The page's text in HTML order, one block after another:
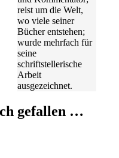
reist um die Welt,
wo viele seiner
Bücher entstehen;
wurde mehrfach für
seine
schriftstellerische
Arbeit
ausgezeichnet.
gefallen …